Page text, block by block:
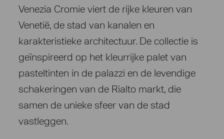
Venezia Cromie viert de rijke kleuren van
Venetië, de stad van kanalen en
karakteristieke architectuur. De collectie is
geïnspireerd op het kleurrijke palet van
pasteltinten in de palazzi en de levendige
schakeringen van de Rialto markt, die
samen de unieke sfeer van de stad
vastleggen.